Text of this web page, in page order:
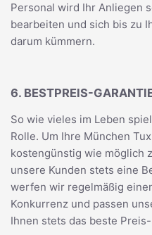
Personal wird Ihr Anliegen
bearbeiten und sich bis zu
darum kümmern.
6. BESTPREIS-
So wie vieles im Leben
Rolle. Um Ihre München
kostengünstig wie möglich
unsere Kunden stets eine
werfen wir regelmäßig
Konkurrenz und passen
Ihnen stets das beste